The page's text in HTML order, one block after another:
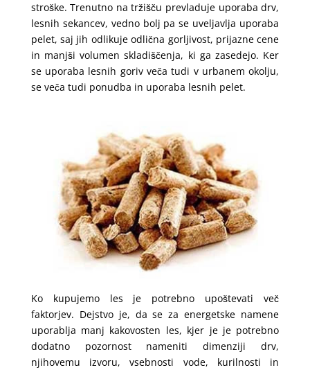
stroške. Trenutno na tržišču prevladuje uporaba drv,
lesnih sekancev, vedno bolj pa se uveljavlja uporaba
pelet, saj jih odlikuje odlična gorljivost, prijazne cene
in manjši volumen skladiščenja, ki ga zasedejo. Ker
se uporaba lesnih goriv veča tudi v urbanem okolju,
se veča tudi ponudba in uporaba lesnih pelet.
Ko kupujemo les je potrebno upoštevati več
faktorjev. Dejstvo je, da se za energetske namene
uporablja manj kakovosten les, kjer je je potrebno
dodatno pozornost nameniti dimenziji drv,
njihovemu izvoru, vsebnosti vode, kurilnosti in